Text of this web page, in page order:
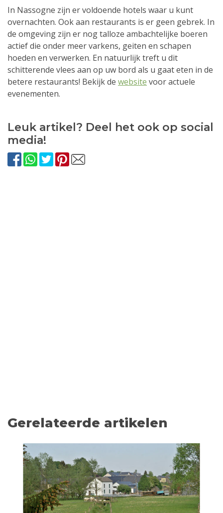
In Nassogne zijn er voldoende hotels waar u kunt
overnachten. Ook aan restaurants is er geen gebrek. In
de omgeving zijn er nog talloze ambachtelijke boeren
actief die onder meer varkens, geiten en schapen
hoeden en verwerken. En natuurlijk treft u dit
schitterende vlees aan op uw bord als u gaat eten in de
betere restaurants! Bekijk de website voor actuele
evenementen.
Leuk artikel? Deel het ook op social
media!
Gerelateerde artikelen